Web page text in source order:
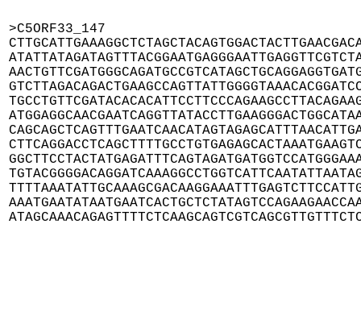
>C5ORF33_147